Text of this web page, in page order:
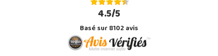
4.5/5
Basé sur 8102 avis